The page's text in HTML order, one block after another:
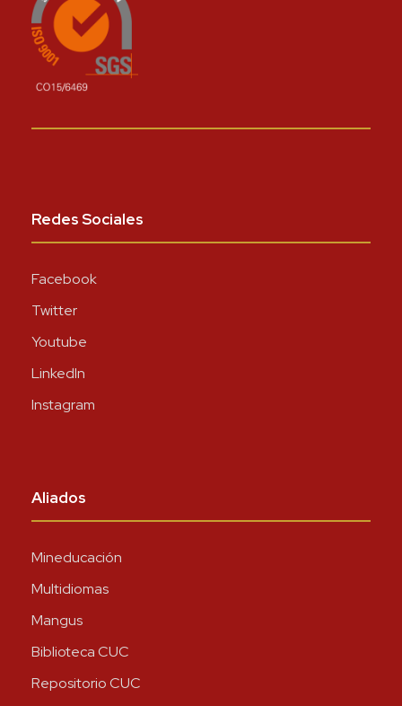
Redes Sociales
Facebook
Twitter
Youtube
LinkedIn
Instagram
Aliados
Mineducación
Multidiomas
Mangus
Biblioteca CUC
Repositorio CUC